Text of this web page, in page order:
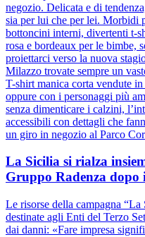
negozio. Delicata e di
sia per lui che per lei. Morbidi
bottoncini interni, divertenti t-
rosa e bordeaux per le bimbe,
proiettarci verso la nuova
Milazzo trovate sempre un
T-shirt manica corta vendute
oppure con i personaggi più
senza dimenticare i calzini,
accessibili con dettagli che
un giro in negozio al Parco
La Sicilia si rialza
Gruppo Radenza
Le risorse della campagna
destinate agli Enti del Terzo
dai danni: «Fare impresa